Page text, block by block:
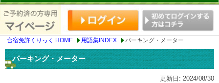
合宿免許くりっく HOME 用語集INDEX パーキング・メーター
パーキング・メーター
更新日: 2024/08/30